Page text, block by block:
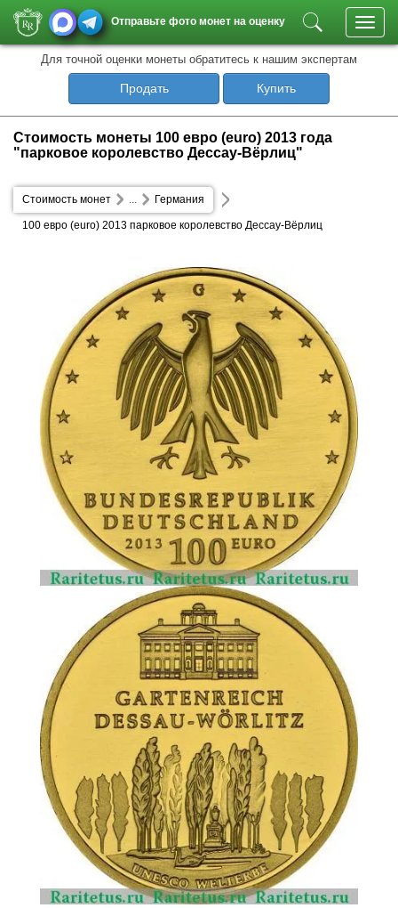
Отправьте фото монет на оценку
Для точной оценки монеты обратитесь к нашим экспертам
Продать Купить
Стоимость монеты 100 евро (euro) 2013 года
"парковое королевство Дессау-Вёрлиц"
Стоимость монет Германия
...
100 евро (euro) 2013 парковое королевство Дессау-Вёрлиц